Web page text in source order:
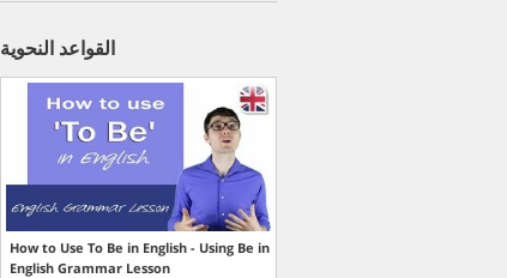
القواعد النحوية
How to Use To Be in English - Using Be in
English Grammar Lesson